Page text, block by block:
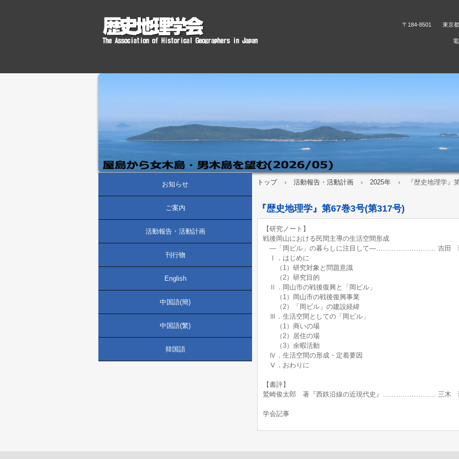
〒184-8501 東京都
トップ › 活動報告・活動計画 › 2025年 › 『歴史地理学』
『歴史地理学』第67巻3号(第317号)
【研究ノート】
戦後岡山における民間主導の生活空間形成
―「岡ビル」の暮らしに注目して―……………………… 吉田
Ⅰ．はじめに
（1）研究対象と問題意識
（2）研究目的
Ⅱ．岡山市の戦後復興と「岡ビル」
（1）岡山市の戦後復興事業
（2）「岡ビル」の建設経緯
Ⅲ．生活空間としての「岡ビル」
（1）商いの場
（2）居住の場
（3）余暇活動
Ⅳ．生活空間の形成・定着要因
Ⅴ．おわりに
【書評】
鷲崎俊太郎 著『西鉄沿線の近現代史』…………………… 三木
学会記事
お知らせ
ご案内
活動報告・活動計画
刊行物
English
中国語(簡)
中国語(繁)
韓国語